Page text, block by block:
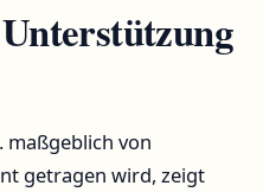
maßgeblich von
getragen wird, zeigt